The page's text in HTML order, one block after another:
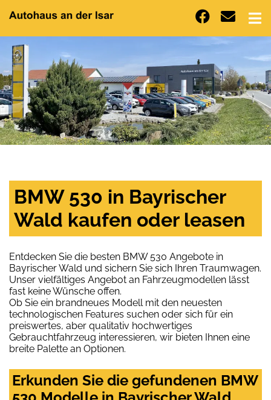
BMW 530 in Bayrischer
Wald kaufen oder leasen
Entdecken Sie die besten BMW 530 Angebote in
Bayrischer Wald und sichern Sie sich Ihren Traumwagen.
Unser vielfältiges Angebot an Fahrzeugmodellen lässt
fast keine Wünsche offen.
Ob Sie ein brandneues Modell mit den neuesten
technologischen Features suchen oder sich für ein
preiswertes, aber qualitativ hochwertiges
Gebrauchtfahrzeug interessieren, wir bieten Ihnen eine
breite Palette an Optionen.
Erkunden Sie die gefundenen BMW